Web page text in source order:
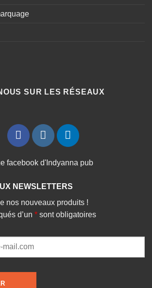
SUR LES RÉSEAUX
NEWSLETTERS
nos nouveaux produits !
d’un * sont obligatoires